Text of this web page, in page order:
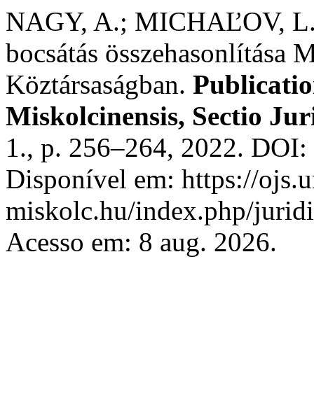
NAGY, A.; MICHAĽOV, L.
bocsátás összehasonlítása
Köztársaságban.
Miskolcinensis, Sectio
1., p. 256–264, 2022.
Disponível em: https://
miskolc.hu/index.php/
Acesso em: 8 aug. 2026.